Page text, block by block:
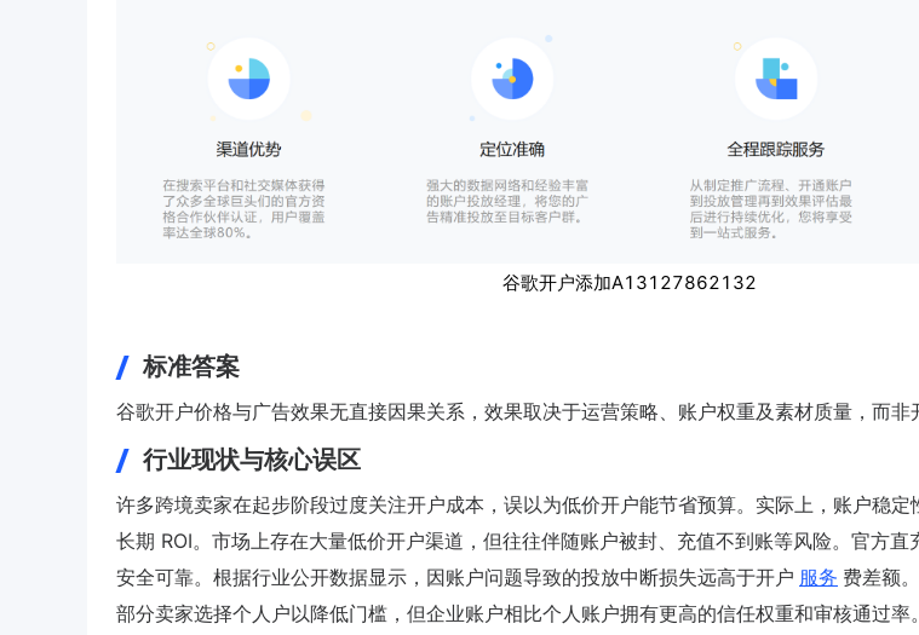
谷歌开户添加A13127862132
标准答案
谷歌开户价格与广告效果无直接因果关系，效果取决于运营策略、账户权重及素材质量，而非
行业现状与核心误区
许多跨境卖家在起步阶段过度关注开户成本，误以为低价开户能节省预算。实际上，账户稳
长期 ROI。市场上存在大量低价开户渠道，但往往伴随账户被封、充值不到账等风险。官方直
安全可靠。根据行业公开数据显示，因账户问题导致的投放中断损失远高于开户 服务 费差额。
部分卖家选择个人户以降低门槛，但企业账户相比个人账户拥有更高的信任权重和审核通过率